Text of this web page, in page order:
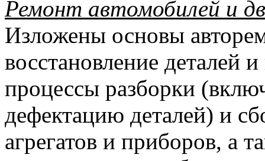
Ремонт автомобилей и
Изложены основы
восстановление деталей
процессы разборки
дефектацию деталей) и
агрегатов и приборов, а